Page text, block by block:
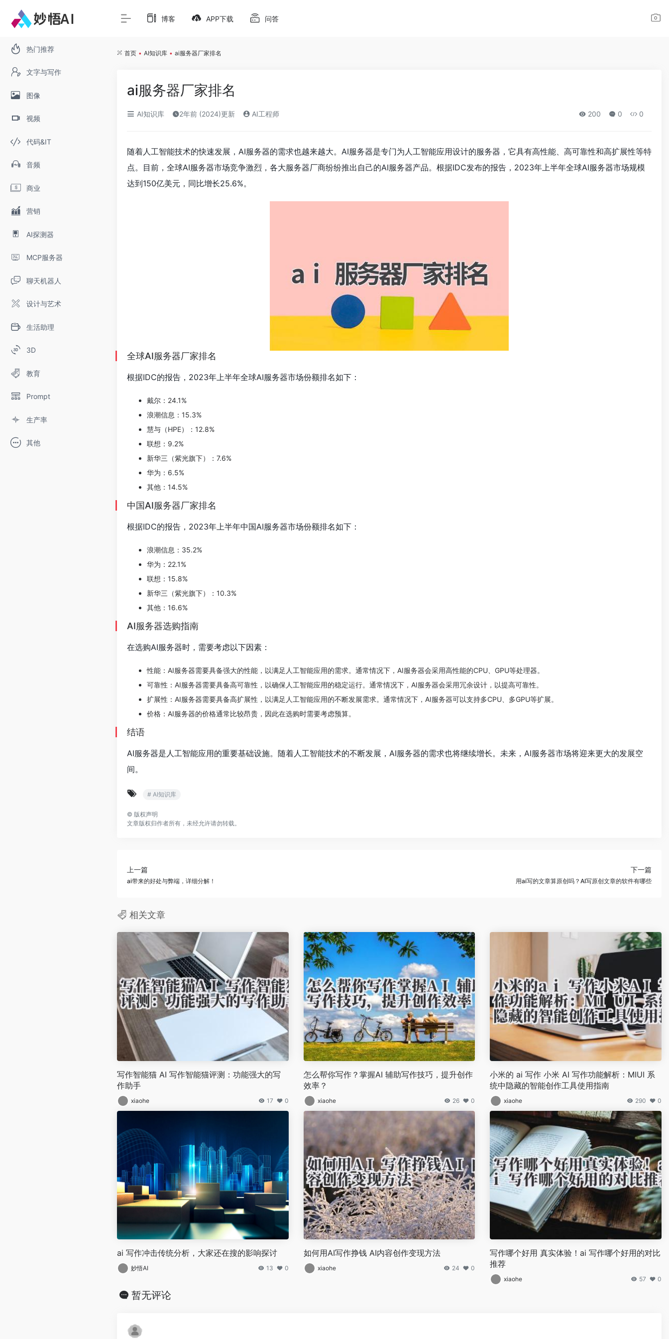
热门推荐
文字与写作
图像
视频
代码&IT
音频
商业
营销
AI探测器
MCP服务器
聊天机器人
设计与艺术
生活助理
3D
教育
Prompt
生产率
其他
博客 APP下载 问答
首页 • AI知识库 • ai服务器厂家排名
ai服务器厂家排名
AI知识库 2年前 (2024)更新 AI工程师 200 0 0
随着人工智能技术的快速发展，AI服务器的需求也越来越大。AI服务器是专门为人工智能应用设计的服务器，它具有高性能、高可靠性和高扩展性等特
点。目前，全球AI服务器市场竞争激烈，各大服务器厂商纷纷推出自己的AI服务器产品。根据IDC发布的报告，2023年上半年全球AI服务器市场规模
达到150亿美元，同比增长25.6%。
全球AI服务器厂家排名
根据IDC的报告，2023年上半年全球AI服务器市场份额排名如下：
戴尔：24.1%
浪潮信息：15.3%
慧与（HPE）：12.8%
联想：9.2%
新华三（紫光旗下）：7.6%
华为：6.5%
其他：14.5%
中国AI服务器厂家排名
根据IDC的报告，2023年上半年中国AI服务器市场份额排名如下：
浪潮信息：35.2%
华为：22.1%
联想：15.8%
新华三（紫光旗下）：10.3%
其他：16.6%
AI服务器选购指南
在选购AI服务器时，需要考虑以下因素：
性能：AI服务器需要具备强大的性能，以满足人工智能应用的需求。通常情况下，AI服务器会采用高性能的CPU、GPU等处理器。
可靠性：AI服务器需要具备高可靠性，以确保人工智能应用的稳定运行。通常情况下，AI服务器会采用冗余设计，以提高可靠性。
扩展性：AI服务器需要具备高扩展性，以满足人工智能应用的不断发展需求。通常情况下，AI服务器可以支持多CPU、多GPU等扩展。
价格：AI服务器的价格通常比较昂贵，因此在选购时需要考虑预算。
结语
AI服务器是人工智能应用的重要基础设施。随着人工智能技术的不断发展，AI服务器的需求也将继续增长。未来，AI服务器市场将迎来更大的发展空
间。
# AI知识库
© 版权声明
文章版权归作者所有，未经允许请勿转载。
上一篇
ai带来的好处与弊端，详细分解！
下一篇
用ai写的文章算原创吗？AI写原创文章的软件有哪些
相关文章
写作智能猫 AI 写作智能猫评测：功能强大的写
作助手
xiaohe 17 0
怎么帮你写作？掌握AI 辅助写作技巧，提升创作
效率？
xiaohe 26 0
小米的 ai 写作 小米 AI 写作功能解析：MIUI 系
统中隐藏的智能创作工具使用指南
xiaohe 290 0
ai 写作冲击传统分析，大家还在搜的影响探讨
妙悟AI 13 0
如何用AI写作挣钱 AI内容创作变现方法
xiaohe 24 0
写作哪个好用 真实体验！ai 写作哪个好用的对比
推荐
xiaohe 57 0
暂无评论